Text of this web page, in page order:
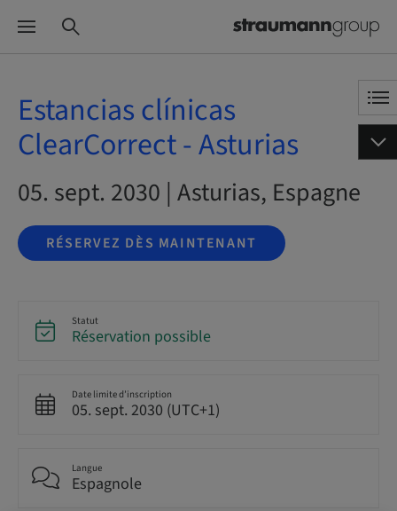
Estancias clínicas
ClearCorrect - Asturias
05. sept. 2030 | Asturias, Espagne
RÉSERVEZ DÈS MAINTENANT
Statut
Réservation possible
Date limite d’inscription
05. sept. 2030 (UTC+1)
Langue
Espagnole